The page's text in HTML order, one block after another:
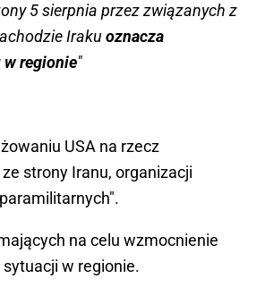
5 sierpnia przez związanych z
Iraku oznacza
w regionie"
USA na rzecz
strony Iranu, organizacji
na celu wzmocnienie
w regionie.